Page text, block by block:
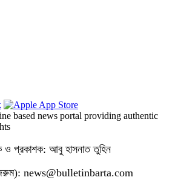
based news portal providing authentic
ও প্রকাশক: আবু হাসনাত তুহিন
news@bulletinbarta.com